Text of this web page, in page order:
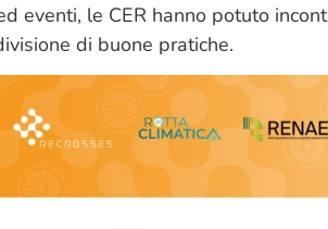
eventi, le CER hanno potuto
di buone pratiche.